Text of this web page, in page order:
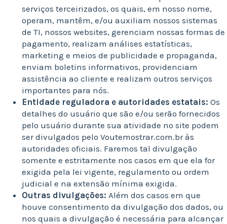
serviços terceirizados, os quais, em nosso nome,
operam, mantêm, e/ou auxiliam nossos sistemas
de TI, nossos websites, gerenciam nossas formas de
pagamento, realizam análises estatísticas,
marketing e meios de publicidade e propaganda,
enviam boletins informativos, providenciam
assistência ao cliente e realizam outros serviços
importantes para nós.
Entidade reguladora e autoridades estatais: Os
detalhes do usuário que são e/ou serão fornecidos
pelo usuário durante sua atividade no site podem
ser divulgados pelo Voutemostrar.com.br às
autoridades oficiais. Faremos tal divulgação
somente e estritamente nos casos em que ela for
exigida pela lei vigente, regulamento ou ordem
judicial e na extensão mínima exigida.
Outras divulgações: Além dos casos em que
houve consentimento da divulgação dos dados, ou
nos quais a divulgação é necessária para alcançar